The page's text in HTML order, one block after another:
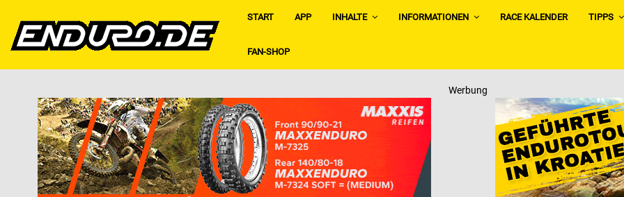
START APP INHALTE INFORMATIONEN RACE KALENDER TIPPS
FAN-SHOP
Werbung